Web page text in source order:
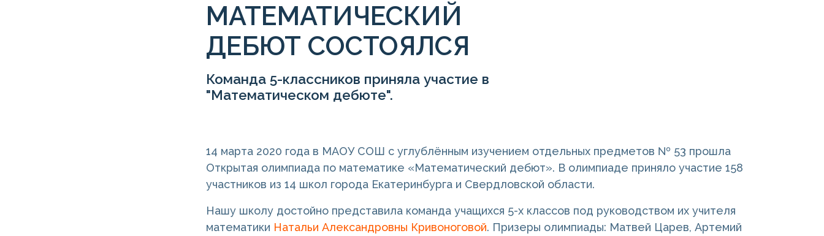
МАТЕМАТИЧЕСКИЙ
ДЕБЮТ СОСТОЯЛСЯ
Команда 5-классников приняла участие в
"Математическом дебюте".
14 марта 2020 года в МАОУ СОШ с углублённым изучением отдельных предметов № 53 прошла
Открытая олимпиада по математике «Математический дебют». В олимпиаде приняло участие 158
участников из 14 школ города Екатеринбурга и Свердловской области.
Нашу школу достойно представила команда учащихся 5-х классов под руководством их учителя
математики Натальи Александровны Кривоноговой. Призеры олимпиады: Матвей Царев, Артемий